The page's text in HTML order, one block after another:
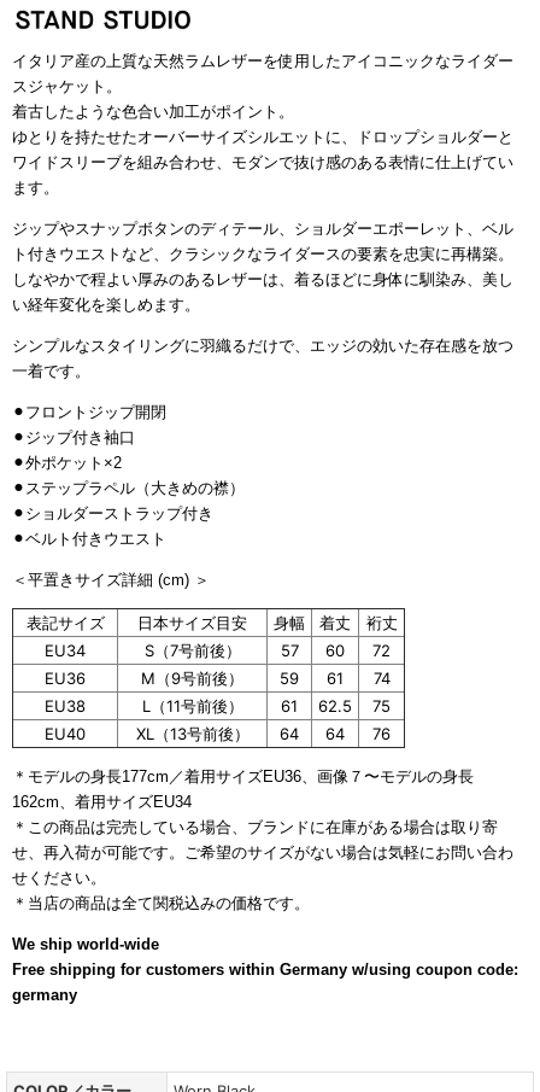
イタリア産の上質な天然ラムレザーを使用したアイコニックなライダー
スジャケット。
着古したような色合い加工がポイント。
ゆとりを持たせたオーバーサイズシルエットに、ドロップショルダーと
ワイドスリーブを組み合わせ、モダンで抜け感のある表情に仕上げてい
ます。
ジップやスナップボタンのディテール、ショルダーエポーレット、ベル
ト付きウエストなど、クラシックなライダースの要素を忠実に再構築。
しなやかで程よい厚みのあるレザーは、着るほどに身体に馴染み、美し
い経年変化を楽しめます。
シンプルなスタイリングに羽織るだけで、エッジの効いた存在感を放つ
一着です。
⚫︎フロントジップ開閉
⚫︎ジップ付き袖口
⚫︎外ポケット×2
⚫︎ステップラペル（大きめの襟）
⚫︎ショルダーストラップ付き
⚫︎ベルト付きウエスト
＜平置きサイズ詳細 (cm) ＞
表記サイズ 日本サイズ目安 身幅 着丈
裄丈
EU34
S（7号前後） 57 60
72
EU36
M（9号前後） 59 61
74
EU38
L（11号前後） 61 62.5
75
EU40
XL（13号前後） 64 64 76
＊モデルの身長177cm／着用サイズEU36、画像７〜モデルの身長
162cm、着用サイズEU34
＊この商品は完売している場合、ブランドに在庫がある場合は取り寄
せ、再入荷が可能です。ご希望のサイズがない場合は気軽にお問い合わ
せください。
＊当店の商品は全て関税込みの価格です。
We ship world-wide
Free shipping for customers within Germany w/using coupon code:
germany